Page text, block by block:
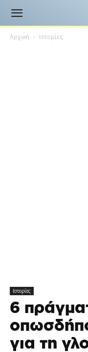
Αρχική Ιστορίες
Ιστορίες
6
για τη